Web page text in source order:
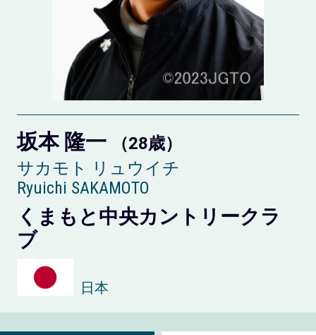
坂本 隆一
（28歳）
サカモト リュウイチ
Ryuichi SAKAMOTO
くまもと中央カントリークラ
ブ
日本